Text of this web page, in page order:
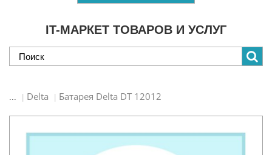
IT-МАРКЕТ ТОВАРОВ И УСЛУГ
... Delta Батарея Delta DT 12012